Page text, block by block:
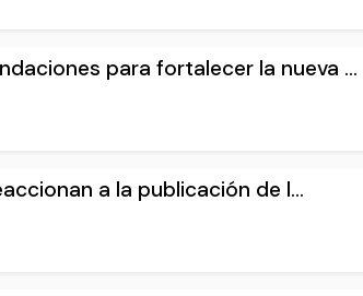
para fortalecer la nueva ...
a la publicación de l...